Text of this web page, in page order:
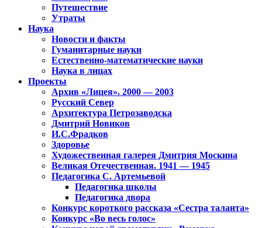
Путешествие
Утраты
Наука
Новости и факты
Гуманитарные науки
Естественно-математические науки
Наука в лицах
Проекты
Архив «Лицея». 2000 — 2003
Русский Север
Архитектура Петрозаводска
Дмитрий Новиков
И.С.Фрадков
Здоровье
Художественная галерея Дмитрия Москина
Великая Отечественная. 1941 — 1945
Педагогика С. Артемьевой
Педагогика школы
Педагогика двора
Конкурс короткого рассказа «Сестра таланта»
Конкурс «Во весь голос»